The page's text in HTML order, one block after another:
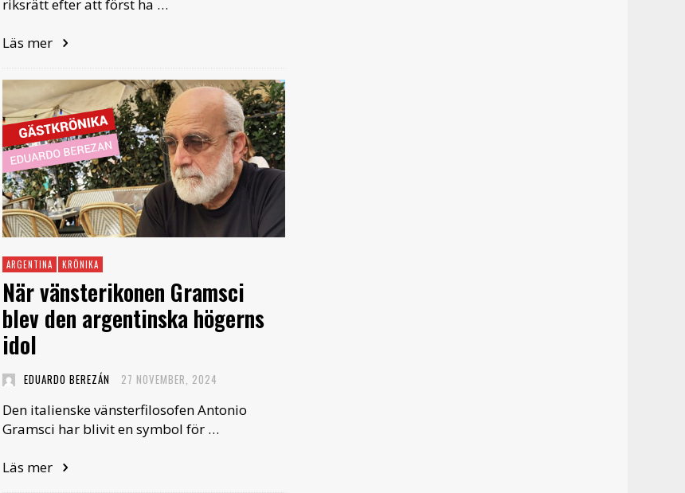
riksrätt efter att först ha …
Läs mer
ARGENTINA KRÖNIKA
När vänsterikonen Gramsci
blev den argentinska högerns
idol
EDUARDO BEREZÁN 27 NOVEMBER, 2024
Den italienske vänsterfilosofen Antonio
Gramsci har blivit en symbol för …
Läs mer